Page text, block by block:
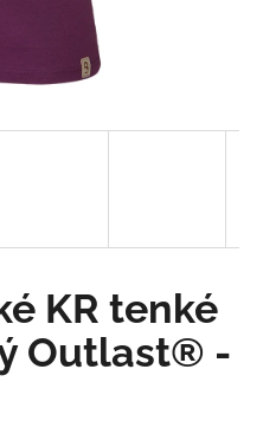
KR tenké
Outlast® -